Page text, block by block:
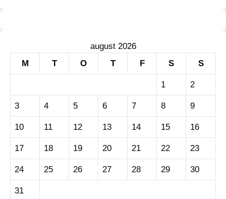
august 2026
M
T O T F S S
1 2
3 4 5 6 7 8 9
10 11 12 13 14 15 16
17 18 19 20 21 22 23
24 25 26 27 28 29 30
31